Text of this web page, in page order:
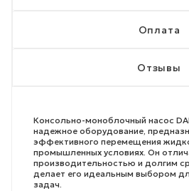
Оплата
Отзывы
Консольно-моноблочный насос
надежное оборудование,
эффективного перемещения
промышленных условиях. Он
производительностью и долгим
делает его идеальным выбором
задач.